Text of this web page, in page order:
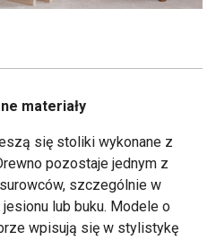
materiały
się stoliki wykonane z
pozostaje jednym z
szczególnie w
lub buku. Modele o
wpisują się w stylistykę